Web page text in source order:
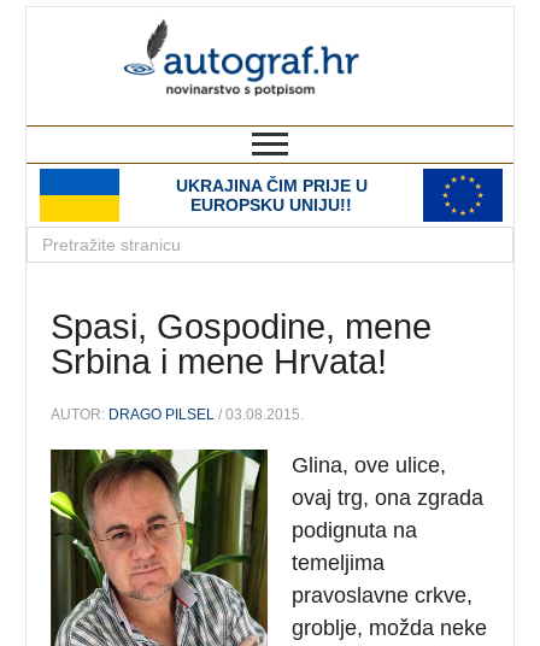
UKRAJINA ČIM PRIJE U
EUROPSKU UNIJU!!
Spasi, Gospodine, mene
Srbina i mene Hrvata!
AUTOR: DRAGO PILSEL / 03.08.2015.
Glina, ove ulice,
ovaj trg, ona zgrada
podignuta na
temeljima
pravoslavne crkve,
groblje, možda neke